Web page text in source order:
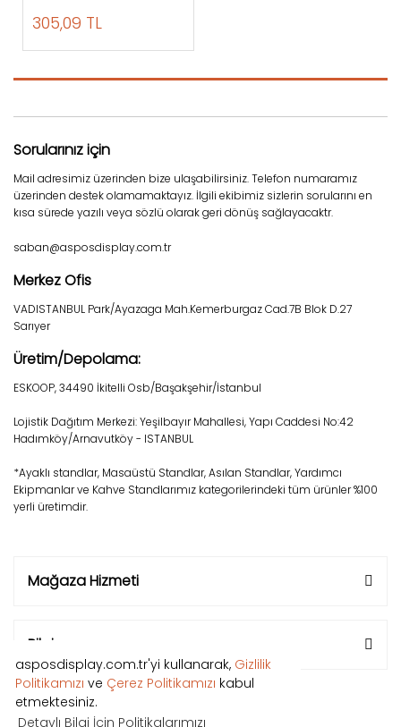
asposdisplay.com.tr'yi kullanarak, Gizlilik
Politikamızı ve Çerez Politikamızı kabul
etmektesiniz.
Detaylı Bilgi İçin Politikalarımızı
305,09 TL
Sorularınız için
Mail adresimiz üzerinden bize ulaşabilirsiniz. Telefon numaramız
üzerinden destek olamamaktayız. İlgili ekibimiz sizlerin sorularını en
kısa sürede yazılı veya sözlü olarak geri dönüş sağlayacaktr.
saban@asposdisplay.com.tr
Merkez Ofis
VADISTANBUL Park/Ayazaga Mah.Kemerburgaz Cad.7B Blok D.27
Sarıyer
Üretim/Depolama:
ESKOOP, 34490 İkitelli Osb/Başakşehir/İstanbul
Lojistik Dağıtım Merkezi: Yeşilbayır Mahallesi, Yapı Caddesi No:42
Hadımköy/Arnavutköy - ISTANBUL
*Ayaklı standlar, Masaüstü Standlar, Asılan Standlar, Yardımcı
Ekipmanlar ve Kahve Standlarımız kategorilerindeki tüm ürünler %100
yerli üretimdir.
Mağaza Hizmeti
Bilgi